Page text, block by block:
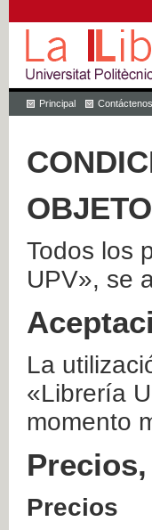
Principal Contáctenos
Todos los
UPV», se
La
«Librería
momento
Precios